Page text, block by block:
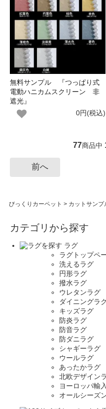
無料サンプル 『つっぱり式
電動ハニカムスクリーン 非
遮光』
0円(税込)
77商品中
前へ
びっくりカーペット > カットサンプ
カテゴリから探す
ラグ
ラグトップペ
洗えるラグ
円形ラグ
撥水ラグ
ウレタンラグ
ダイニングラ
キッズラグ
防炎ラグ
防音ラグ
防ダニラグ
シャギーラグ
ウールラグ
あったかラグ
北欧デザイン
ヨーロッパ輸
オールシーズ